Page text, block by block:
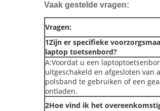
Vaak gestelde vragen:
Vragen:
1Zijn er specifieke
laptop toetsenbord?
A:Voordat u een
uitgeschakeld en afgesloten van
polsband te gebruiken of een
ontladen.
2Hoe vind ik het